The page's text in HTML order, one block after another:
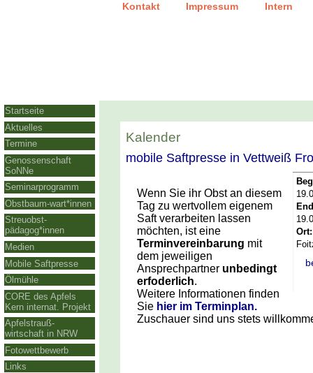
Kontakt Impressum Intern
Startseite
Aktuelles
Termine
Genossenschaft
SoNNe
Seminarprogramm
Obstbaum-wart*innen
Streuobst-
pädagog*innen
Medien
Mobile Saftpresse
Ölmühle
CORE des Apfels
Kern internat. Projekt
Apfelstrauß-
wirtschaft in NRW
Fotowettbewerb
Links
Kalender
mobile Saftpresse in Vettweiß
Ort:
Wenn Sie ihr Obst an diesem
Tag zu wertvollem eigenem
Saft verarbeiten lassen
möchten, ist eine
Terminvereinbarung mit
dem jeweiligen
Ansprechpartner unbedingt
erfoderlich.
Weitere Informationen finden
Sie hier im Terminplan.
Zuschauer sind uns stets